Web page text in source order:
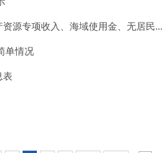
源专项收入、海域使用金、无居民...
单情况
表